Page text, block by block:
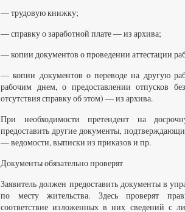
— трудовую книжку;
— справку о заработной плате — из архива;
— копии документов о проведении аттестации
— копии документов о переводе на другую
рабочим днем, о предоставлении отпусков
отсутствия справку об этом) — из архива.
При необходимости претендент на
предоставить другие документы,
— ведомости, выписки из приказов и пр.
Документы обязательно проверят
Заявитель должен предоставить документы в
по месту жительства. Здесь проверят
соответствие изложенных в них сведений с